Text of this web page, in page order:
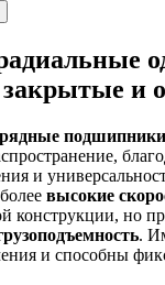
и
подшипники
и
высокие
конструкции, но
.
и способны